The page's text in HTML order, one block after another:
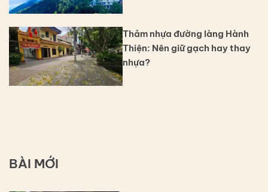
Thảm nhựa đường làng Hành
Thiện: Nên giữ gạch hay thay
nhựa?
BÀI MỚI